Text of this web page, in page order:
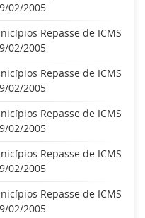
02/2005
Repasse de ICMS
02/2005
Repasse de ICMS
02/2005
Repasse de ICMS
02/2005
Repasse de ICMS
02/2005
Repasse de ICMS
02/2005